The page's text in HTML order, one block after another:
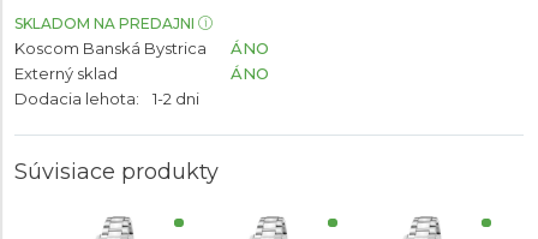
SKLADOM NA PREDAJNI
Koscom Banská Bystrica
ÁNO
Externý sklad
ÁNO
Dodacia lehota:
1-2 dni
Súvisiace produkty